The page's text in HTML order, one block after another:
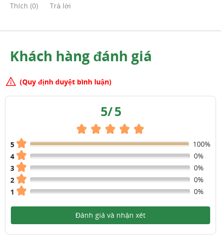
Thích (0) Trả lời
Khách hàng đánh giá
(Quy định duyệt bình luận)
5/5
5
100%
4
0%
3
0%
2
0%
1
0%
Đánh giá và nhận xét